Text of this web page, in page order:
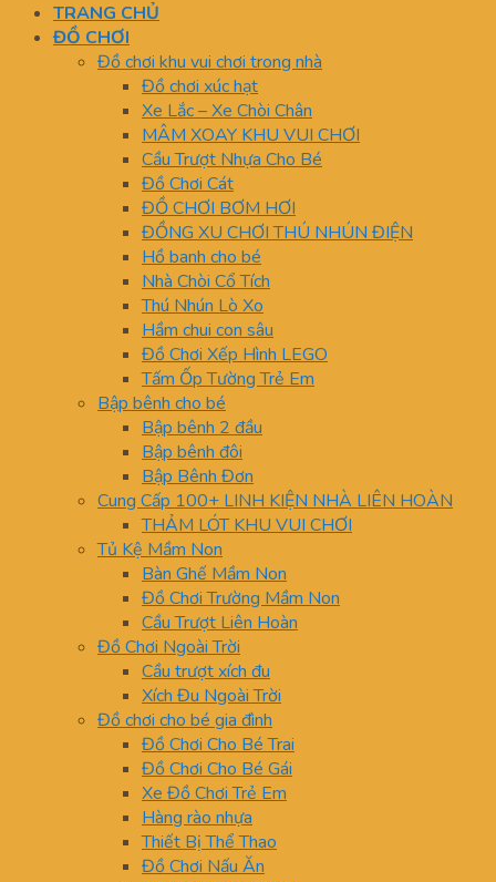
TRANG CHỦ
ĐỒ CHƠI
Đồ chơi khu vui chơi trong nhà
Đồ chơi xúc hạt
Xe Lắc – Xe Chòi Chân
MÂM XOAY KHU VUI CHƠI
Cầu Trượt Nhựa Cho Bé
Đồ Chơi Cát
ĐỒ CHƠI BƠM HƠI
ĐỒNG XU CHƠI THÚ NHÚN ĐIỆN
Hồ banh cho bé
Nhà Chòi Cổ Tích
Thú Nhún Lò Xo
Hầm chui con sâu
Đồ Chơi Xếp Hình LEGO
Tấm Ốp Tường Trẻ Em
Bập bênh cho bé
Bập bênh 2 đầu
Bập bênh đôi
Bập Bênh Đơn
Cung Cấp 100+ LINH KIỆN NHÀ LIÊN HOÀN
THẢM LÓT KHU VUI CHƠI
Tủ Kệ Mầm Non
Bàn Ghế Mầm Non
Đồ Chơi Trường Mầm Non
Cầu Trượt Liên Hoàn
Đồ Chơi Ngoài Trời
Cầu trượt xích đu
Xích Đu Ngoài Trời
Đồ chơi cho bé gia đình
Đồ Chơi Cho Bé Trai
Đồ Chơi Cho Bé Gái
Xe Đồ Chơi Trẻ Em
Hàng rào nhựa
Thiết Bị Thể Thao
Đồ Chơi Nấu Ăn